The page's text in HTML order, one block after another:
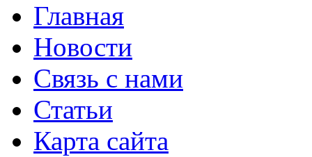
Главная
Новости
Связь с нами
Статьи
Карта сайта